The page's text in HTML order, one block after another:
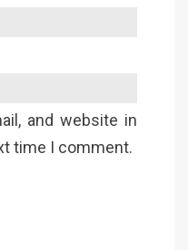
and website in
time I comment.